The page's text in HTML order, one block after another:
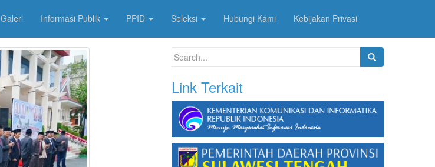
Galeri Informasi Publik PPID Seleksi Hubungi Kami Kebijakan Privasi
Search
Link Terkait